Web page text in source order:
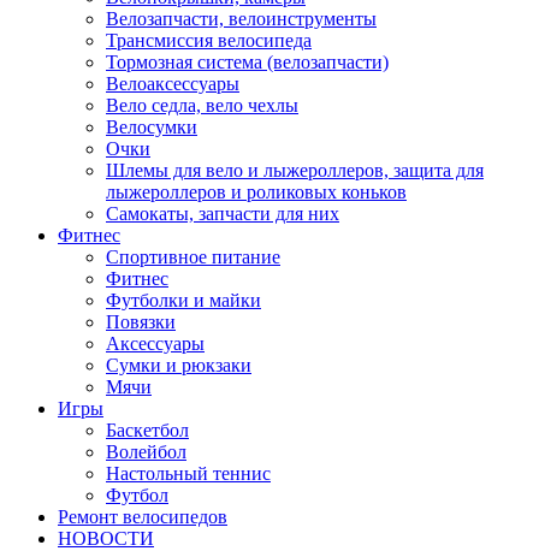
Велозапчасти, велоинструменты
Трансмиссия велосипеда
Тормозная система (велозапчасти)
Велоаксессуары
Вело седла, вело чехлы
Велосумки
Очки
Шлемы для вело и лыжероллеров, защита для
лыжероллеров и роликовых коньков
Самокаты, запчасти для них
Фитнес
Спортивное питание
Фитнес
Футболки и майки
Повязки
Аксессуары
Сумки и рюкзаки
Мячи
Игры
Баскетбол
Волейбол
Настольный теннис
Футбол
Ремонт велосипедов
НОВОСТИ